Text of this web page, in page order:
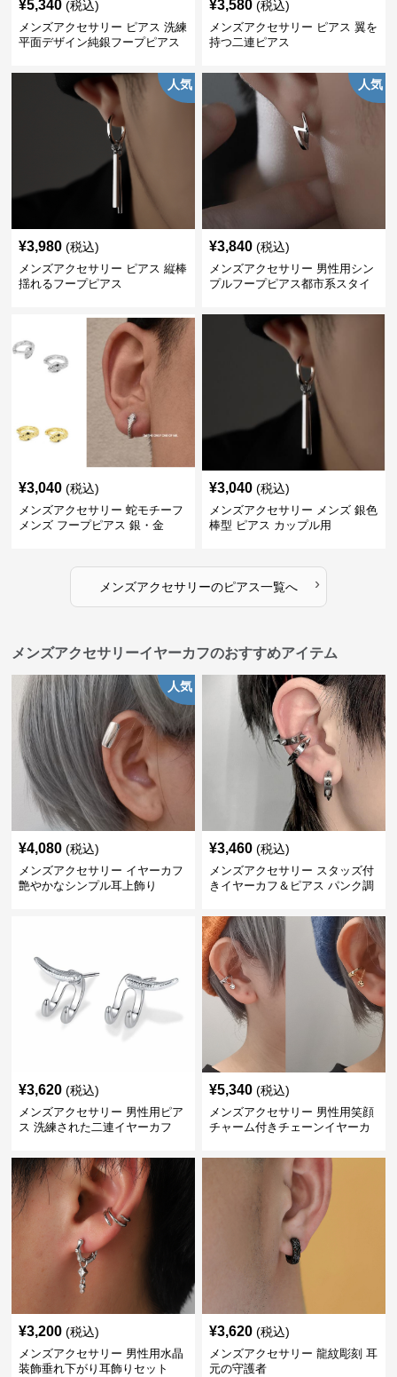
¥5,340 (税込)
メンズアクセサリー ピアス 洗練
平面デザイン純銀フープピアス
¥3,580 (税込)
メンズアクセサリー ピアス 翼を
持つ二連ピアス
人気
¥3,980 (税込)
メンズアクセサリー ピアス 縦棒
揺れるフープピアス
人気
¥3,840 (税込)
メンズアクセサリー 男性用シン
プルフープピアス都市系スタイ
¥3,040 (税込)
メンズアクセサリー 蛇モチーフ
メンズ フープピアス 銀・金
¥3,040 (税込)
メンズアクセサリー メンズ 銀色
棒型 ピアス カップル用
メンズアクセサリーのピアス一覧へ ›
メンズアクセサリーイヤーカフのおすすめアイテム
人気
¥4,080 (税込)
メンズアクセサリー イヤーカフ
艶やかなシンプル耳上飾り
¥3,460 (税込)
メンズアクセサリー スタッズ付
きイヤーカフ＆ピアス パンク調
¥3,620 (税込)
メンズアクセサリー 男性用ピア
ス 洗練された二連イヤーカフ
¥5,340 (税込)
メンズアクセサリー 男性用笑顔
チャーム付きチェーンイヤーカ
¥3,200 (税込)
メンズアクセサリー 男性用水晶
装飾垂れ下がり耳飾りセット
¥3,620 (税込)
メンズアクセサリー 龍紋彫刻 耳
元の守護者